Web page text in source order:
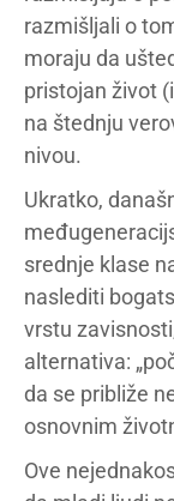
razmišljali o
moraju da
pristojan život
na štednju
nivou.
Ukratko,
srednje klase
naslediti
vrstu
alternativa:
da se približe
osnovnim
Ove